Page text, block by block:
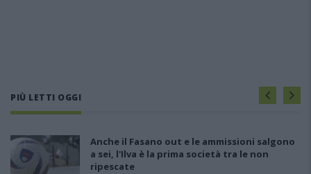
PIÙ LETTI OGGI
Anche il Fasano out e le ammissioni salgono
a sei, l'Ilva è la prima società tra le non
ripescate